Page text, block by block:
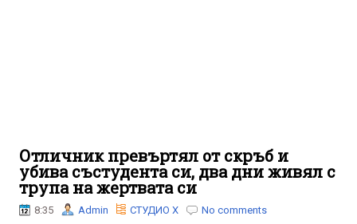
Отличник превъртял от скръб и
убива състудента си, два дни живял с
трупа на жертвата си
8:35 Admin СТУДИО Х No comments